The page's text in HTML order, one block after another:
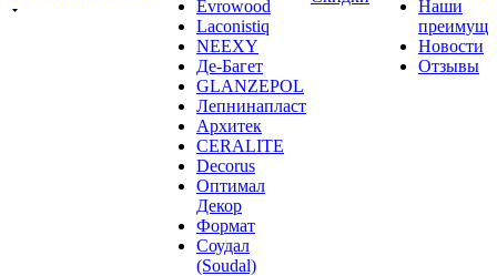
Evrowood
Laconistiq
NEEXY
Де-Багет
GLANZEPOL
Лепнинапласт
Архитек
CERALITE
Decorus
Оптимал
Декор
Формат
Соудал
(Soudal)
Наши
Новости
Отзывы